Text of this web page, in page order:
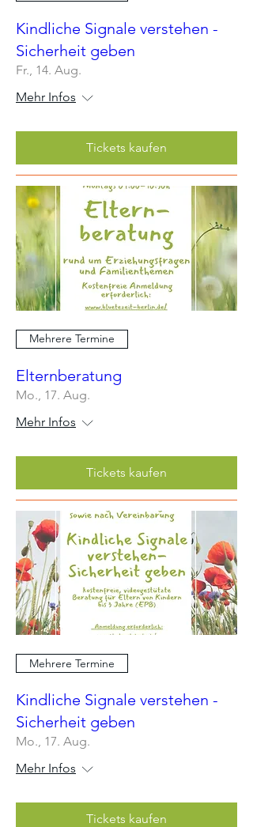
Kindliche Signale verstehen -
Sicherheit geben
Fr., 14. Aug.
Mehr Infos
Tickets kaufen
Mehrere Termine
Elternberatung
Mo., 17. Aug.
Mehr Infos
Tickets kaufen
Mehrere Termine
Kindliche Signale verstehen -
Sicherheit geben
Mo., 17. Aug.
Mehr Infos
Tickets kaufen